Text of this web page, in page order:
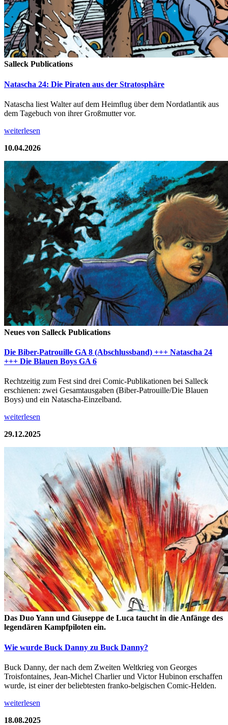
Salleck Publications
Natascha 24: Die Piraten aus der Stratosphäre
Natascha liest Walter auf dem Heimﬂug über dem Nordatlantik aus
dem Tagebuch von ihrer Großmutter vor.
weiterlesen
10.04.2026
Neues von Salleck Publications
Die Biber-Patrouille GA 8 (Abschlussband) +++ Natascha 24
+++ Die Blauen Boys GA 6
Rechtzeitig zum Fest sind drei Comic-Publikationen bei Salleck
erschienen: zwei Gesamtausgaben (Biber-Patrouille/Die Blauen
Boys) und ein Natascha-Einzelband.
weiterlesen
29.12.2025
Das Duo Yann und Giuseppe de Luca taucht in die Anfänge des
legendären Kampfpiloten ein.
Wie wurde Buck Danny zu Buck Danny?
Buck Danny, der nach dem Zweiten Weltkrieg von Georges
Troisfontaines, Jean-Michel Charlier und Victor Hubinon erschaffen
wurde, ist einer der beliebtesten franko-belgischen Comic-Helden.
weiterlesen
18.08.2025